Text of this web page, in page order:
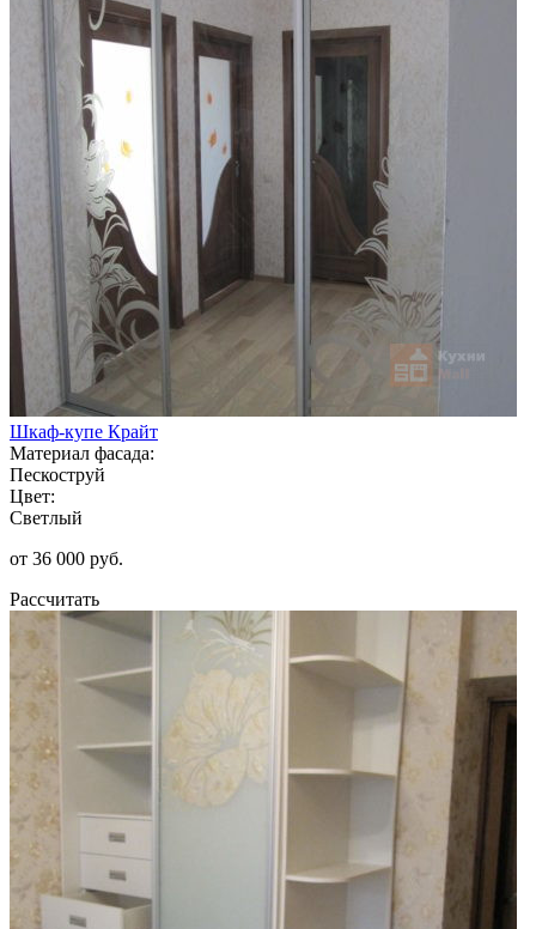
Шкаф-купе Крайт
Материал фасада:
Пескоструй
Цвет:
Светлый
от 36 000 руб.
Рассчитать